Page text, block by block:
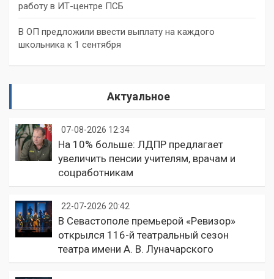
работу в ИТ-центре ПСБ
В ОП предложили ввести выплату на каждого
школьника к 1 сентября
Актуальное
07-08-2026 12:34
На 10% больше: ЛДПР предлагает
увеличить пенсии учителям, врачам и
соцработникам
22-07-2026 20:42
В Севастополе премьерой «Ревизор»
открылся 116-й театральный сезон
театра имени А. В. Луначарского